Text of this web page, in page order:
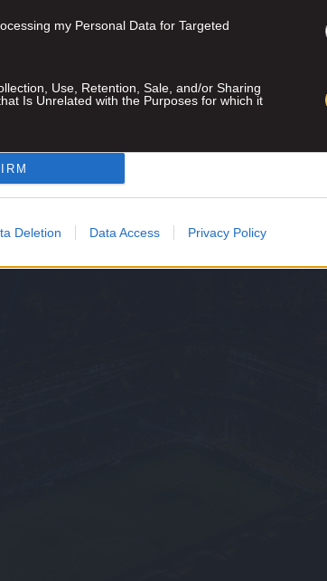
my Personal Data for Targeted
Use, Retention, Sale, and/or Sharing
Is Unrelated with the Purposes for which it
Deletion Data Access Privacy Policy